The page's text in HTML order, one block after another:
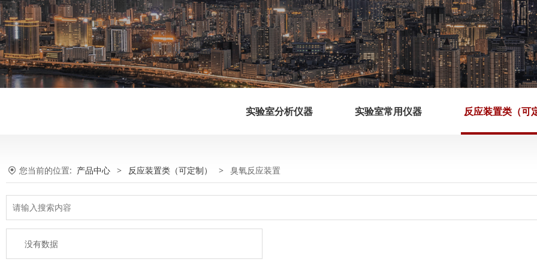
实验室分析仪器 实验室常用仪器 反应装置类（可
您当前的位置: 产品中心 > 反应装置类（可定制） > 臭氧反应装置
没有数据